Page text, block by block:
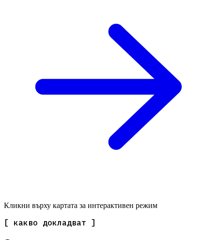
Кликни върху картата за интерактивен режим
[ какво докладват ]